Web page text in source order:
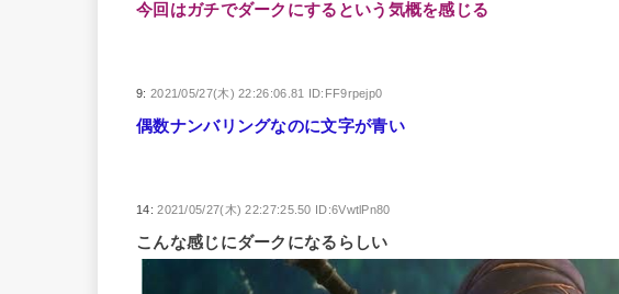
今回はガチでダークにするという気概を感じる
9: 2021/05/27(木) 22:26:06.81 ID:FF9rpejp0
偶数ナンバリングなのに文字が青い
14:2021/05/27(木) 22:27:25.50 ID:6VwtlPn80
こんな感じにダークになるらしい